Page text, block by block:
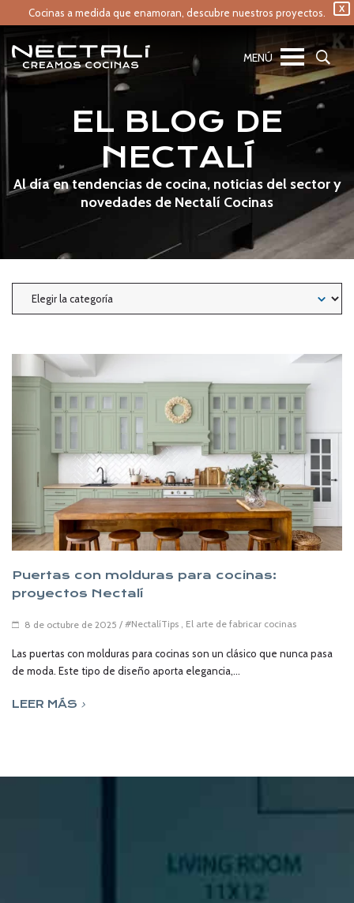
X
Cocinas a medida que enamoran, descubre nuestros proyectos.
EL BLOG DE
NECTALÍ
Al día en tendencias de cocina, noticias del sector y
novedades de Nectalí Cocinas
Puertas con molduras para cocinas:
proyectos Nectalí
8 de octubre de 2025 / #NectalíTips El arte de fabricar cocinas
Las puertas con molduras para cocinas son un clásico que nunca pasa
de moda. Este tipo de diseño aporta elegancia,...
LEER MÁS
NEWSLETTER